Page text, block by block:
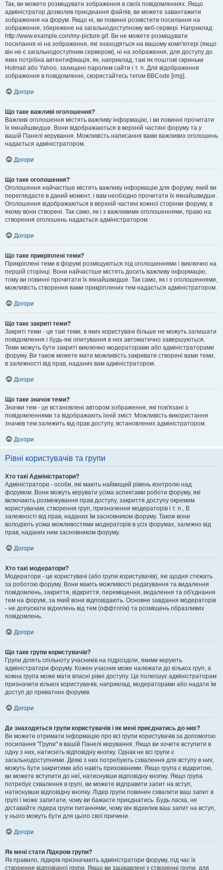
Так, ви можете розміщувати зображення в своїх повідомленнях. Якщо
адміністратор дозволив приєднання файлів, ви можете завантажити
зображення на форум. Якщо ні, ви повинні розмістити посилання на
зображення, збережене на загальнодоступному веб-сервері. Наприклад:
http://www.example.com/my-picture.gif. Ви не можете розміщувати
посилання ні на зображення, які знаходяться на вашому комп'ютері (якщо
він не є загальнодоступним сервером), ні на зображення, для доступу до
яких потрібна автентифікація, як, наприклад, такі як поштові скриньки
Hotmail або Yahoo, захищені паролем сайти і т. п. Для відображення
зображення в повідомленні, скористайтесь тегом BBCode [img].
Догори
Що таке важливі оголошення?
Важливі оголошення містять важливу інформацію, і ви повинні прочитати
їх якнайшвидше. Вони відображаються в верхній частині форуму та у
вашій Панелі керування. Можливість написання вами важливих оголошень
надається адміністратором.
Догори
Що таке оголошення?
Оголошення найчастіше містять важливу інформацію для форуму, який ви
переглядаєте в даний момент, і вам необхідно прочитати їх якнайшвидше.
Оголошення відображаються в верхній частині кожної сторінки форуму, в
якому вони створені. Так само, як і з важливими оголошеннями, право на
створення оголошень надається адміністратором.
Догори
Що таке прикріплені теми?
Прикріплені теми в форумі розміщуються під оголошеннями і виключно на
першій сторінці. Вони найчастіше містять досить важливу інформацію,
тому ви повинні прочитати їх якнайшвидше. Так само, як і з оголошеннями,
можливість створення вами прикріплених тем надається адміністратором.
Догори
Що таке закриті теми?
Закриті теми - це такі теми, в яких користувачі більше не можуть залишати
повідомлення і будь-які опитування в них автоматично завершуються.
Теми можуть бути закриті виключно модераторами або адміністраторами
форуму. Ви також можете мати можливість закривати створені вами теми,
в залежності від прав, наданих вам адміністратором.
Догори
Що таке значок теми?
Значки тем - це встановлені автором зображення, які пов'язані з
повідомленнями та відображають їхній зміст. Можливість використання
значків тем залежить від прав доступу, встановлених адміністратором.
Догори
Рівні користувачів та групи
Хто такі Адміністратори?
Адміністратори - особи, які мають найвищий рівень контролю над
форумом. Вони можуть керувати усіма аспектами роботи форуму, які
включають розмежування прав доступу, закриття доступу окремим
користувачам, створення груп, призначення модераторів і т. п., В
залежності від прав, наданих їм засновником форуму. Також вони
володіють усіма можливостями модераторів в усіх форумах, залежно від
прав, наданих ним засновником форуму.
Догори
Хто такі модератори?
Модератори - це користувачі (або групи користувачів), які щодня стежать
за роботою форуму. Вони мають можливості редагування та видалення
повідомлень, закриття, відкриття, переміщення, видалення та об'єднання
тем на форумі, за який вони відповідають. Основне завдання модераторів
- не допускати відхилень від тем (оффтопік) та розміщень образливих
повідомлень.
Догори
Що таке групи користувачів?
Групи ділять спільноту учасників на підрозділи, якими керують
адміністратори форуму. Кожен учасник може належати до кількох груп, а
кожна група може мати власні рівні доступу. Це полегшує адміністраторам
призначити кількох користувачів, наприклад, модераторами або надати їм
доступ до приватних форумів.
Догори
Де знаходяться групи користувачів і як мені приєднатись до них?
Ви можете отримати інформацію про всі групи користувачів за допомогою
посилання "Групи" в вашій Панелі керування. Якщо ви хочете вступити в
одну з них, натисніть відповідну кнопку. Однак не всі групи є
загальнодоступними. Деякі з них потребують схвалення для вступу в них,
можуть бути закритими або навіть прихованими. Якщо група є відкритою,
ви можете вступити до неї, натиснувши відповідну кнопку. Якщо група
потребує схвалення в групі, ви можете відправити запит на вступ,
натиснувши відповідну кнопку. Лідер групи повинен схвалити ваш запит в
групі і може запитати, чому ви бажаєте приєднатись. Будь ласка, не
діставайте лідера групи питаннями, чому він відхилив ваш запит на вступ,
у нього можуть бути для цього свої причини.
Догори
Як мені стати Лідером групи?
Як правило, лідерів призначають адміністратори форуму, під час їх
створення відповідної групи. Якщо ви зацікавлені у створенні групи, для